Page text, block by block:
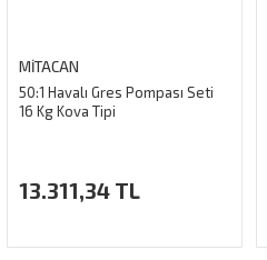
MİTACAN
50:1 Havalı Gres Pompası Seti
16 Kg Kova Tipi
13.311,34 TL